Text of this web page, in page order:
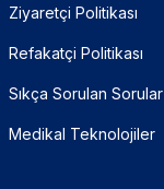
Ziyaretçi Politikası
Refakatçi Politikası
Sıkça Sorulan Sorular
Medikal Teknolojiler